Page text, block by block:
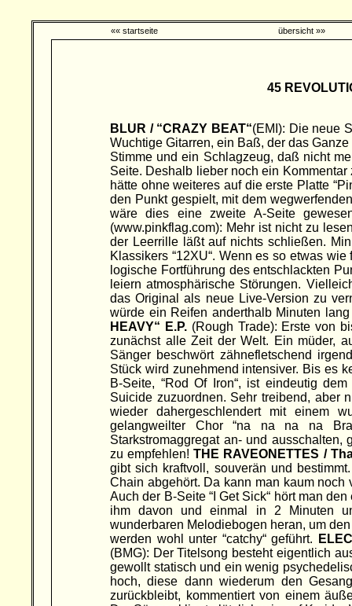
«« startseite übersicht »»
45
BLUR / “CRAZY BEAT“(EMI): Die neue
Wuchtige Gitarren, ein Baß, der das
Stimme und ein Schlagzeug, daß nicht
Seite. Deshalb lieber noch ein Kommentar
hätte ohne weiteres auf die erste Platte
den Punkt gespielt, mit dem
wäre dies eine zweite A-Seite
(www.pinkflag.com): Mehr ist nicht zu
der Leerrille läßt auf nichts schließen.
Klassikers “12XU“. Wenn es so etwas
logische Fortführung des entschlackten
leiern atmosphärische Störungen.
das Original als neue Live-Version zu
würde ein Reifen anderthalb Minuten
HEAVY“ E.P.(Rough Trade): Erste von
zunächst alle Zeit der Welt. Ein müder,
Sänger beschwört zähnefletschend
Stück wird zunehmend intensiver. Bis es
B-Seite, “Rod Of Iron“, ist eindeutig
Suicide zuzuordnen. Sehr treibend, aber
wieder dahergeschlendert mit einem
gelangweilter Chor “na na na na
Starkstromaggregat an- und
zu empfehlen!THE RAVEONETTES /
gibt sich kraftvoll, souverän und
Chain abgehört. Da kann man kaum
Auch der B-Seite “I Get Sick“ hört man
ihm davon und einmal in 2 Minuten
wunderbaren Melodiebogen heran, um
werden wohl unter “catchy“ geführt.
(BMG): Der Titelsong besteht eigentlich
gewollt statisch und ein wenig
hoch, diese dann wiederum den
zurückbleibt, kommentiert von einem